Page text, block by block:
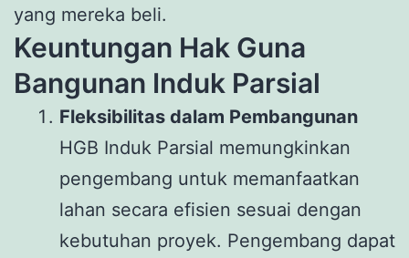
yang mereka beli.
Keuntungan Hak Guna
Bangunan Induk Parsial
Fleksibilitas dalam Pembangunan
HGB Induk Parsial memungkinkan
pengembang untuk memanfaatkan
lahan secara efisien sesuai dengan
kebutuhan proyek. Pengembang dapat